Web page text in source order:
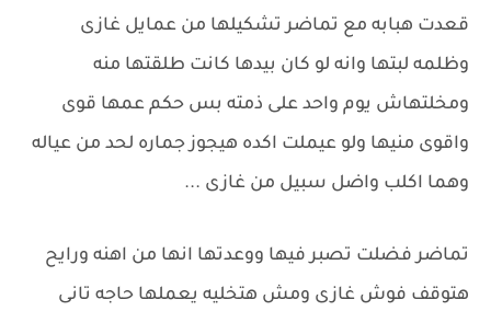
قعدت هبابه مع تماضر تشكيلها من عمايل غازى
وظلمه لبتها وانه لو كان بيدها كانت طلقتها منه
ومخلتهاش يوم واحد على ذمته بس حكم عمها قوى
واقوى منيها ولو عيملت اكده هيجوز جماره لحد من عياله
وهما اكلب واضل سبيل من غازى ...
تماضر فضلت تصبر فيها ووعدتها انها من اهنه ورايح
هتوقف فوش غازى ومش هتخليه يعملها حاجه تانى